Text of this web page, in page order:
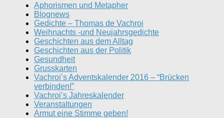
Aphorismen und Metapher
Blognews
Gedichte – Thomas de Vachroi
Weihnachts -und Neujahrsgedichte
Geschichten aus dem Alltag
Geschichten aus der Politik
Gesundheit
Grusskarten
Vachroi’s Adventskalender 2016 – “Brücken
verbinden!”
Vachroi’s Jahreskalender
Veranstaltungen
Armut eine Stimme geben!